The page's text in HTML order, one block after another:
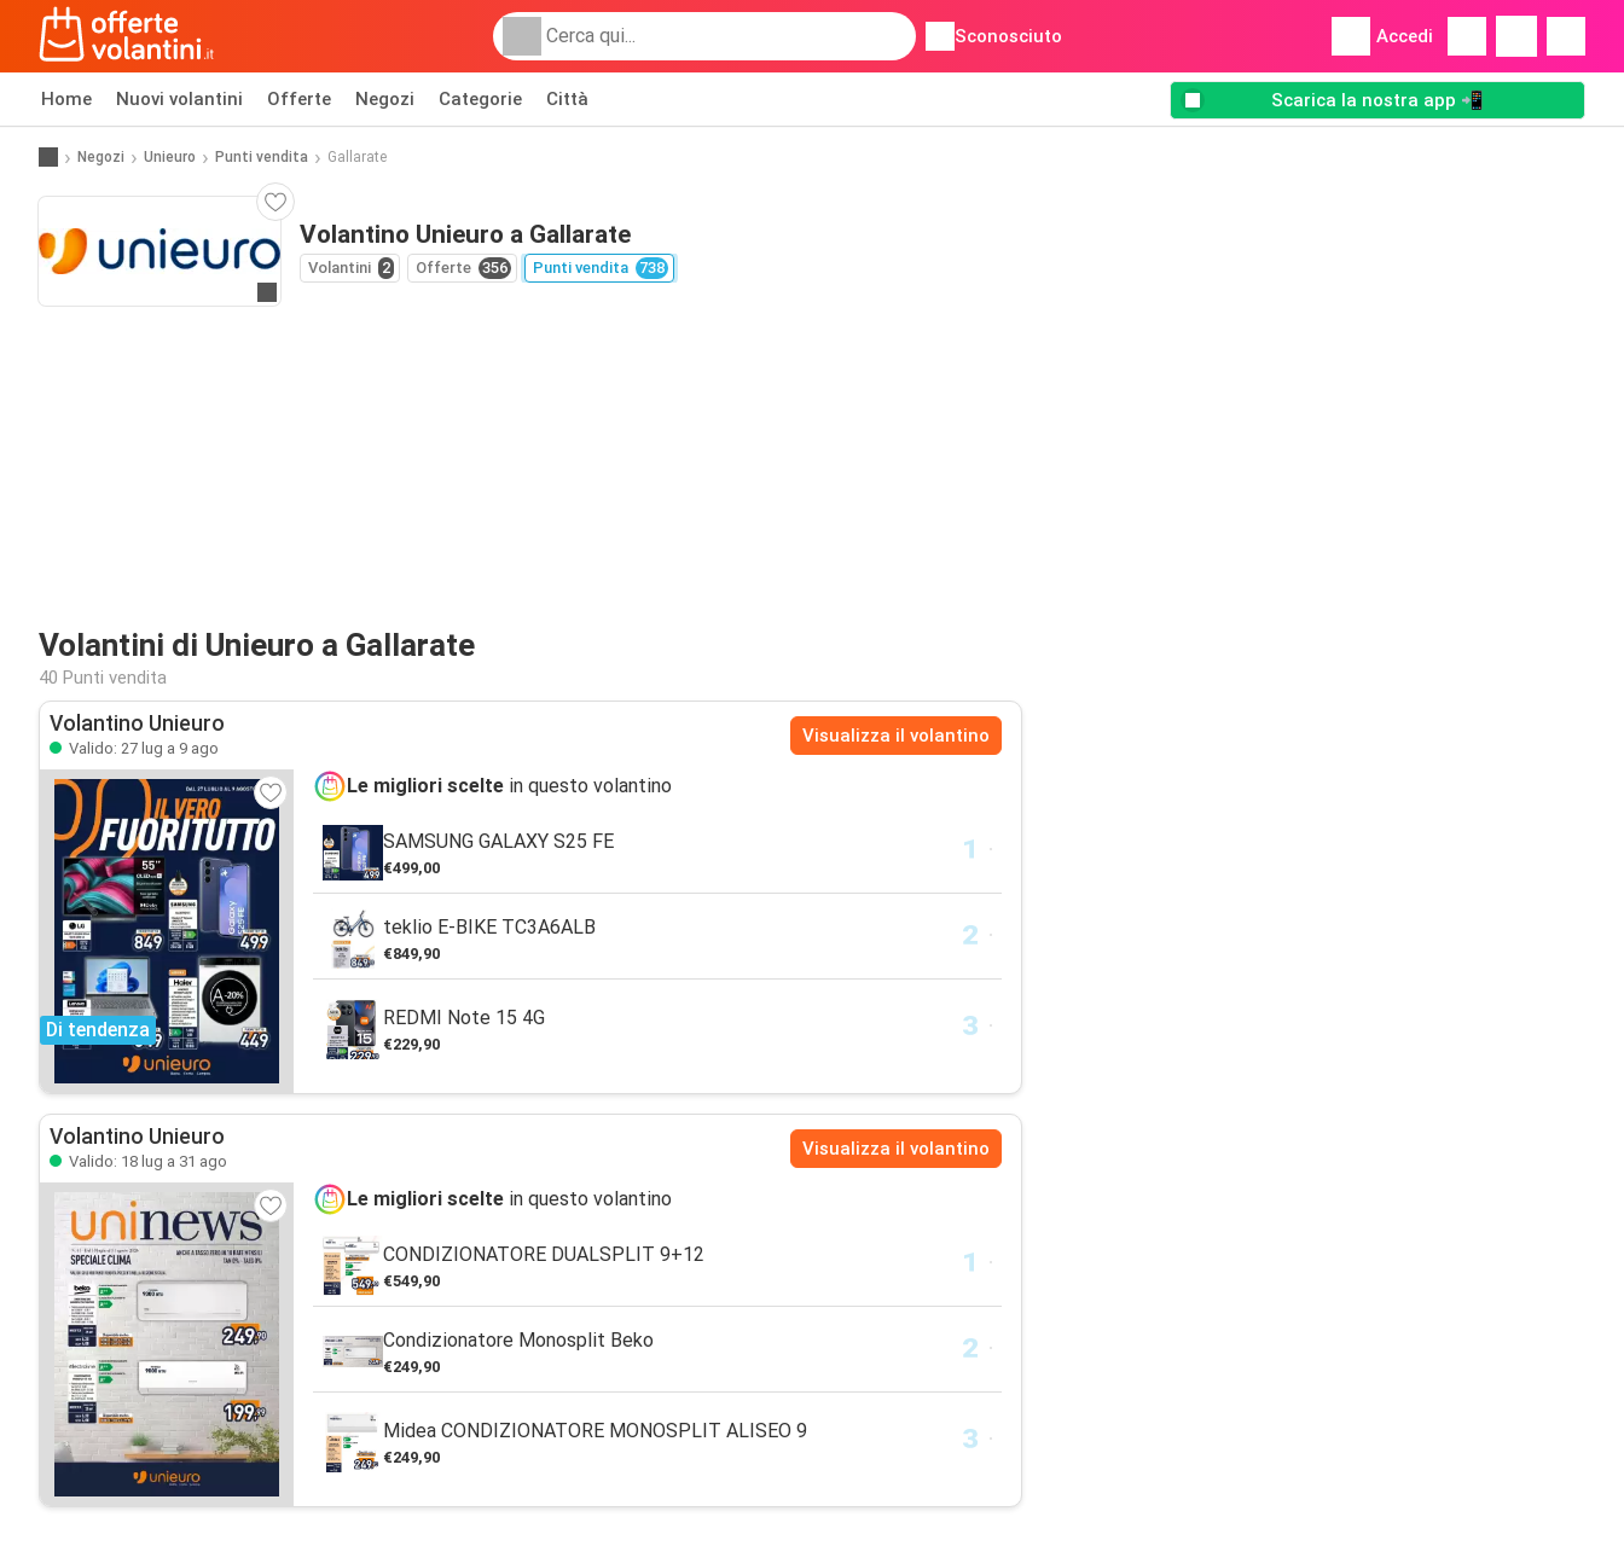
Sconosciuto Accedi
Home Nuovi volantini Offerte Negozi Categorie Città Scarica la nostra app 📲
Negozi Unieuro Punti vendita Gallarate
Volantino Unieuro a Gallarate
Volantini 2 Offerte 356 Punti vendita 738
Volantini di Unieuro a Gallarate
40 Punti vendita
Volantino Unieuro
Valido: 27 lug a 9 ago
Visualizza il volantino
Di tendenza
Le migliori scelte in questo volantino
SAMSUNG GALAXY S25 FE
€499,00
teklio E-BIKE TC3A6ALB
€849,90
REDMI Note 15 4G
€229,90
Volantino Unieuro
Valido: 18 lug a 31 ago
Visualizza il volantino
Le migliori scelte in questo volantino
CONDIZIONATORE DUALSPLIT 9+12
€549,90
Condizionatore Monosplit Beko
€249,90
Midea CONDIZIONATORE MONOSPLIT ALISEO 9
€249,90